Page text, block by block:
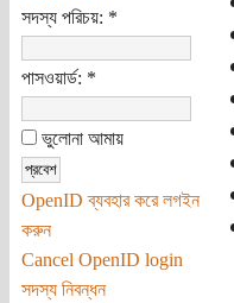
সদস্য পরিচয়: *
পাসওয়ার্ড: *
ভুলোনা আমায়
OpenID ব্যবহার করে লগইন
করুন
Cancel OpenID login
সদস্য নিবন্ধন